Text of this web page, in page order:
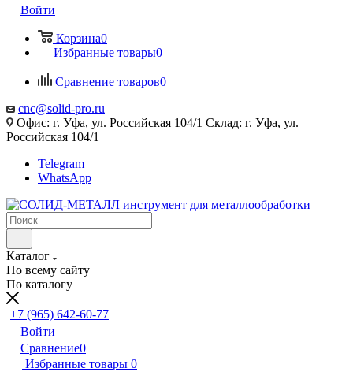
Войти
Корзина0
Избранные товары0
Сравнение товаров0
cnc@solid-pro.ru
Офис: г. Уфа, ул. Российская 104/1 Склад: г. Уфа, ул.
Российская 104/1
Telegram
WhatsApp
Каталог
По всему сайту
По каталогу
+7 (965) 642-60-77
Войти
Сравнение0
Избранные товары 0